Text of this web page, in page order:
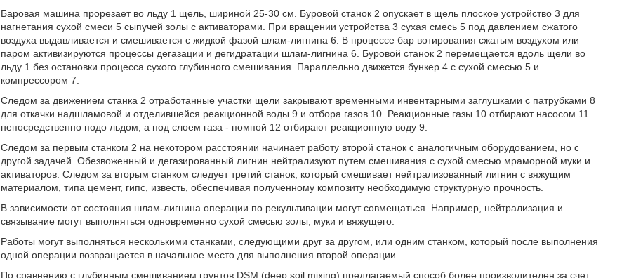
Баровая машина прорезает во льду 1 щель, шириной 25-30 см. Буровой станок 2 опускает в щель плоское устройство 3 для
нагнетания сухой смеси 5 сыпучей золы с активаторами. При вращении устройства 3 сухая смесь 5 под давлением сжатого
воздуха выдавливается и смешивается с жидкой фазой шлам-лигнина 6. В процессе бар вотирования сжатым воздухом или
паром активизируются процессы дегазации и дегидратации шлам-лигнина 6. Буровой станок 2 перемещается вдоль щели во
льду 1 без остановки процесса сухого глубинного смешивания. Параллельно движется бункер 4 с сухой смесью 5 и
компрессором 7.
Следом за движением станка 2 отработанные участки щели закрывают временными инвентарными заглушками с патрубками 8
для откачки надшламовой и отделившейся реакционной воды 9 и отбора газов 10. Реакционные газы 10 отбирают насосом 11
непосредственно подо льдом, а под слоем газа - помпой 12 отбирают реакционную воду 9.
Следом за первым станком 2 на некотором расстоянии начинает работу второй станок с аналогичным оборудованием, но с
другой задачей. Обезвоженный и дегазированный лигнин нейтрализуют путем смешивания с сухой смесью мраморной муки и
активаторов. Следом за вторым станком следует третий станок, который смешивает нейтрализованный лигнин с вяжущим
материалом, типа цемент, гипс, известь, обеспечивая полученному композиту необходимую структурную прочность.
В зависимости от состояния шлам-лигнина операции по рекультивации могут совмещаться. Например, нейтрализация и
связывание могут выполняться одновременно сухой смесью золы, муки и вяжущего.
Работы могут выполняться несколькими станками, следующими друг за другом, или одним станком, который после выполнения
одной операции возвращается в начальное место для выполнения второй операции.
По сравнению с глубинным смешиванием грунтов DSM (deep soil mixing) предлагаемый способ более производителен за счет